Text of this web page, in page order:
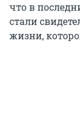
что в
стали
жизни,